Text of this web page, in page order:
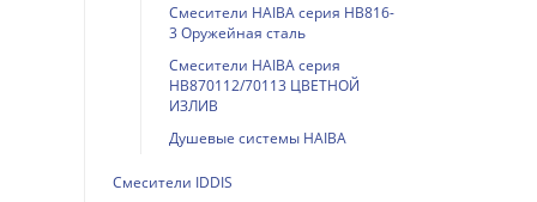
Смесители HAIBA серия HB816-
3 Оружейная сталь
Смесители HAIBA серия
HB870112/70113 ЦВЕТНОЙ
ИЗЛИВ
Душевые системы HAIBA
Смесители IDDIS